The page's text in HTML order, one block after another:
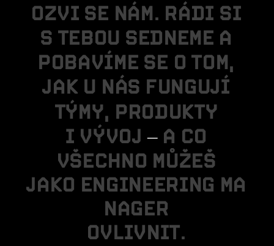
OZVI SE NÁM. RÁDI SI
S TEBOU SEDNEME A
POBAVÍME SE O TOM,
JAK U NÁS FUNGUJÍ
TÝMY, PRODUKTY
I VÝVOJ – A CO
VŠECHNO MŮŽEŠ
JAKO ENGINEERING MA
NAGER
OVLIVNIT.